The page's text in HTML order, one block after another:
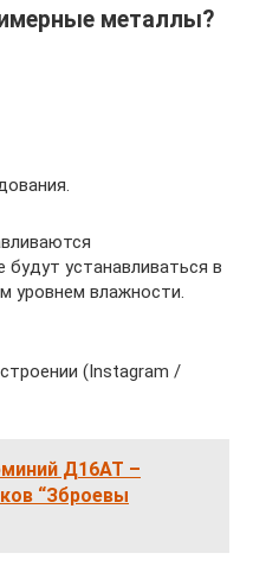
металлы?
устанавливаться в
уровнем влажности.
(Instagram /
Д16АТ –
“Зброевы